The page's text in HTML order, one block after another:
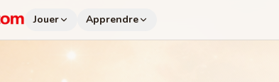
Jouer Apprendre